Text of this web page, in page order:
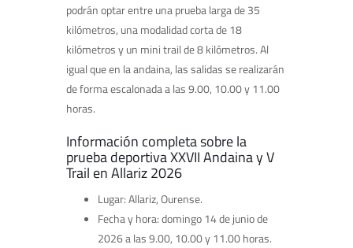
podrán optar entre una prueba larga de 35
kilómetros, una modalidad corta de 18
kilómetros y un mini trail de 8 kilómetros. Al
igual que en la andaina, las salidas se realizarán
de forma escalonada a las 9.00, 10.00 y 11.00
horas.
Información completa sobre la
prueba deportiva XXVII Andaina y V
Trail en Allariz 2026
Lugar: Allariz, Ourense.
Fecha y hora: domingo 14 de junio de
2026 a las 9.00, 10.00 y 11.00 horas.